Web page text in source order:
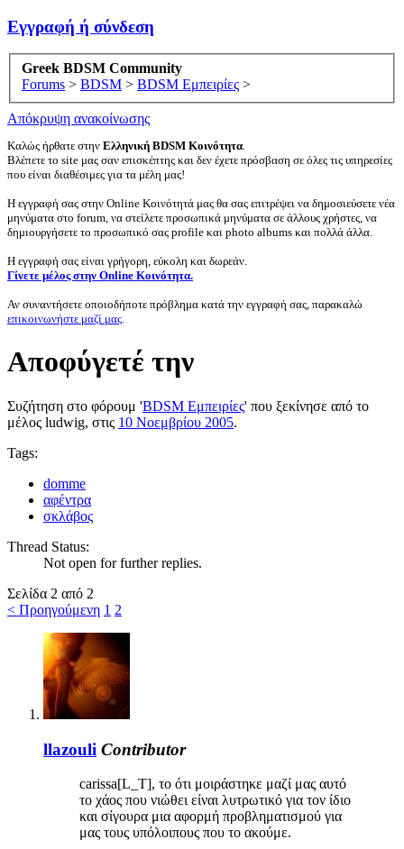
Εγγραφή ή σύνδεση
Greek BDSM Community
Forums > BDSM > BDSM Εμπειρίες >
Απόκρυψη ανακοίνωσης
Καλώς ήρθατε στην Ελληνική BDSM Κοινότητα.
Βλέπετε το site μας σαν επισκέπτης και δεν έχετε πρόσβαση σε όλες τις υπηρεσίες
που είναι διαθέσιμες για τα μέλη μας!
Η εγγραφή σας στην Online Κοινότητά μας θα σας επιτρέψει να δημοσιεύσετε νέα
μηνύματα στο forum, να στείλετε προσωπικά μηνύματα σε άλλους χρήστες, να
δημιουργήσετε το προσωπικό σας profile και photo albums και πολλά άλλα.
Η εγγραφή σας είναι γρήγορη, εύκολη και δωρεάν.
Γίνετε μέλος στην Online Κοινότητα.
Αν συναντήσετε οποιοδήποτε πρόβλημα κατά την εγγραφή σας, παρακαλώ
επικοινωνήστε μαζί μας.
Αποφύγετέ την
Συζήτηση στο φόρουμ 'BDSM Εμπειρίες' που ξεκίνησε από το
μέλος ludwig, στις 10 Νοεμβρίου 2005.
Tags:
domme
αφέντρα
σκλάβος
Thread Status:
Not open for further replies.
Σελίδα 2 από 2
< Προηγούμενη 1 2
llazouli Contributor
carissa[L_T], το ότι μοιράστηκε μαζί μας αυτό
το χάος που νιώθει είναι λυτρωτικό για τον ίδιο
και σίγουρα μια αφορμή προβληματισμού για
μας τους υπόλοιπους που το ακούμε.